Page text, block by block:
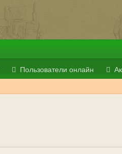
Пользователи онлайн